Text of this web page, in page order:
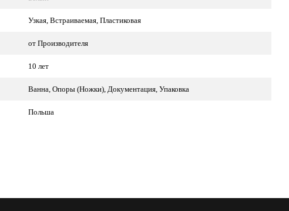
Узкая, Встраиваемая, Пластиковая
от Производителя
10 лет
Ванна, Опоры (Ножки), Документация, Упаковка
Польша